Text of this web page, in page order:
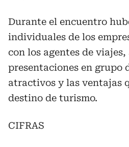
Durante el encuentro
individuales de los
con los agentes de viajes,
presentaciones en grupo
atractivos y las ventajas
destino de turismo.
CIFRAS